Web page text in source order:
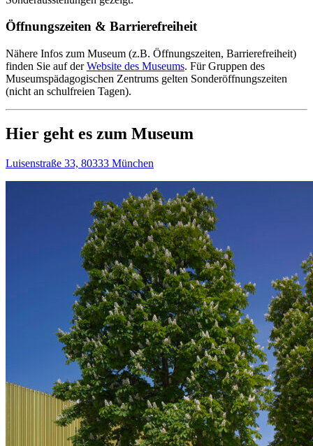
Öffnungszeiten & Barrierefreiheit
Nähere Infos zum Museum (z.B. Öffnungszeiten, Barrierefreiheit)
finden Sie auf derWebsite des Museums. Für Gruppen des
Museumspädagogischen Zentrums gelten Sonderöffnungszeiten
(nicht an schulfreien Tagen).
Hier geht es zum Museum
Luisenstraße 33, 80333 München